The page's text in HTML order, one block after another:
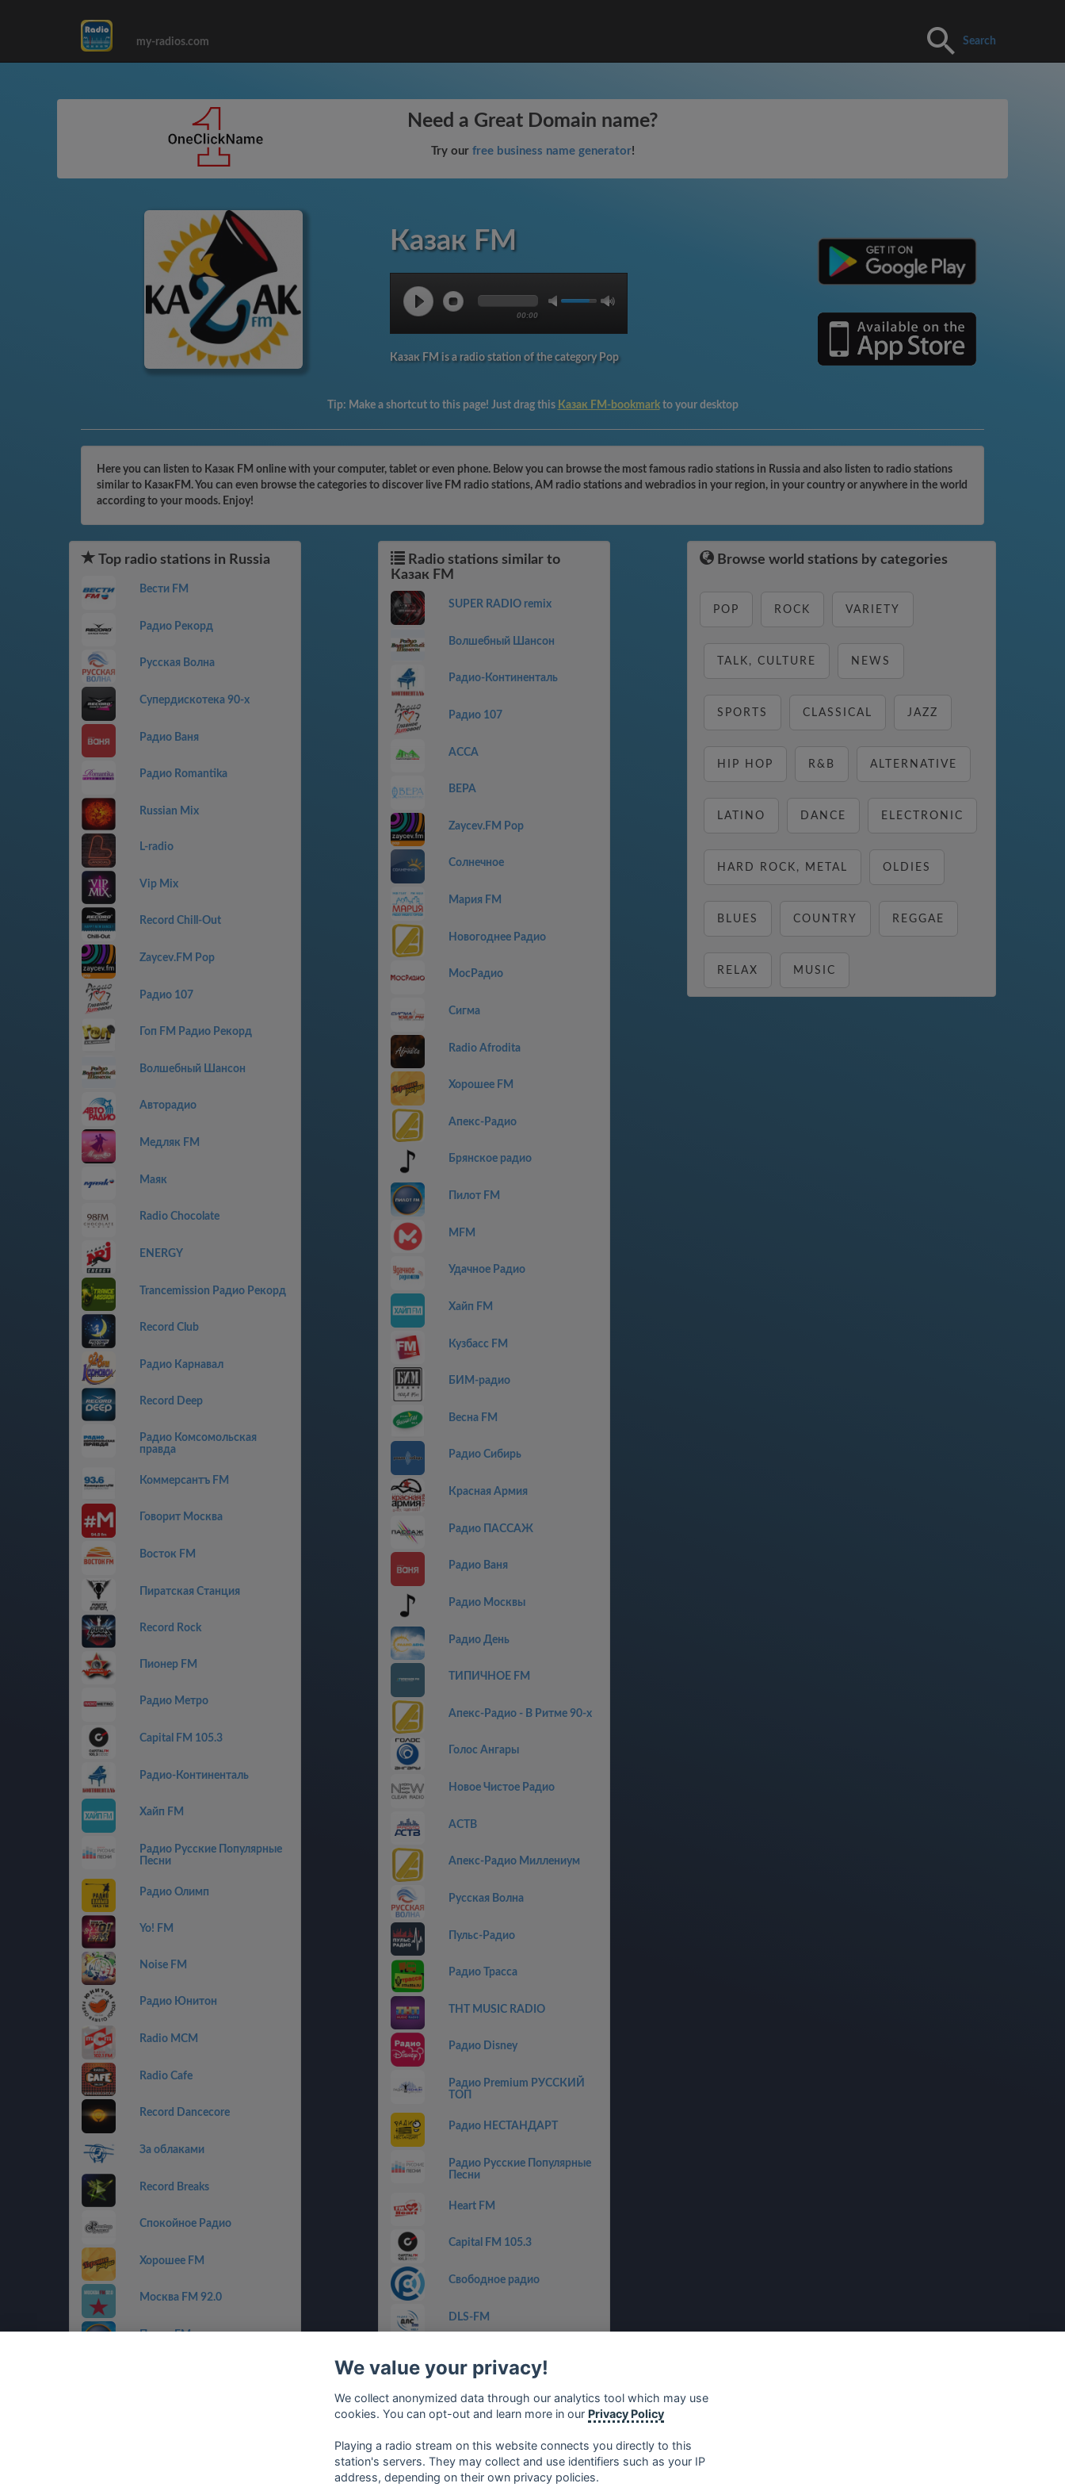
my-radios.com Search
Need a Great Domain name?
Try our free business name generator!
Казак FM
00:00
Казак FM is a radio station of the category Pop
Tip: Make a shortcut to this page! Just drag this Казак FM-bookmark to your desktop
Here you can listen to Казак FM online with your computer, tablet or even phone. Below you can browse the most famous radio stations in Russia and also listen to radio stations
similar to КазакFM. You can even browse the categories to discover live FM radio stations, AM radio stations and webradios in your region, in your country or anywhere in the world
according to your moods. Enjoy!
Top radio stations in Russia
Вести FM
Радио Рекорд
Русская Волна
Супердискотека 90-х
Радио Ваня
Радио Romantika
Russian Mix
L-radio
Vip Mix
Record Chill-Out
Zaycev.FM Pop
Радио 107
Гоп FM Радио Рекорд
Волшебный Шансон
Авторадио
Медляк FM
Маяк
Radio Chocolate
ENERGY
Trancemission Радио Рекорд
Record Club
Радио Карнавал
Record Deep
Радио Комсомольская
правда
Коммерсантъ FM
Говорит Москва
Восток FM
Пиратская Станция
Record Rock
Пионер FM
Радио Метро
Capital FM 105.3
Радио-Континенталь
Хайп FM
Радио Русские Популярные
Песни
Радио Олимп
Yo! FM
Noise FM
Радио Юнитон
Radio MCM
Radio Cafe
Record Dancecore
За облаками
Record Breaks
Спокойное Радио
Хорошее FM
Москва FM 92.0
Пилот FM
Radio stations similar to
Казак FM
SUPER RADIO remix
Волшебный Шансон
Радио-Континенталь
Радио 107
АССА
ВЕРА
Zaycev.FM Pop
Солнечное
Мария FM
Новогоднее Радио
МосРадио
Сигма
Radio Afrodita
Хорошее FM
Апекс-Радио
Брянское радио
Пилот FM
MFM
Удачное Радио
Хайп FM
Кузбасс FM
БИМ-радио
Весна FM
Радио Сибирь
Красная Армия
Радио ПАССАЖ
Радио Ваня
Радио Москвы
Радио День
ТИПИЧНОЕ FM
Апекс-Радио - В Ритме 90-х
Голос Ангары
Новое Чистое Радио
АСТВ
Апекс-Радио Миллениум
Русская Волна
Пульс-Радио
Радио Трасса
THT MUSIC RADIO
Радио Disney
Радио Premium РУССКИЙ
ТОП
Радио НЕСТАНДАРТ
Радио Русские Популярные
Песни
Heart FM
Capital FM 105.3
Свободное радио
DLS-FM
Browse world stations by categories
POP ROCK VARIETY
TALK, CULTURE NEWS
SPORTS CLASSICAL JAZZ
HIP HOP R&B ALTERNATIVE
LATINO DANCE ELECTRONIC
HARD ROCK, METAL OLDIES
BLUES COUNTRY REGGAE
RELAX MUSIC
We value your privacy!
We collect anonymized data through our analytics tool which may use
cookies. You can opt-out and learn more in our Privacy Policy
Playing a radio stream on this website connects you directly to this
station's servers. They may collect and use identifiers such as your IP
address, depending on their own privacy policies.